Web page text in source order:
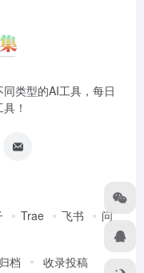
类型的AI工具，每日
！
Trae 飞书
问
档 收录投稿